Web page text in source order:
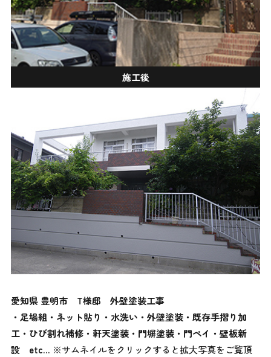
施工後
愛知県 豊明市T様邸 外壁塗装工事
・足場組・ネット貼り・水洗い・外壁塗装・既存手摺り加
工・ひび割れ補修・軒天塗装・門塀塗装・門ペイ・壁板新
設
etc… ※サムネイルをクリックすると拡大写真をご覧頂